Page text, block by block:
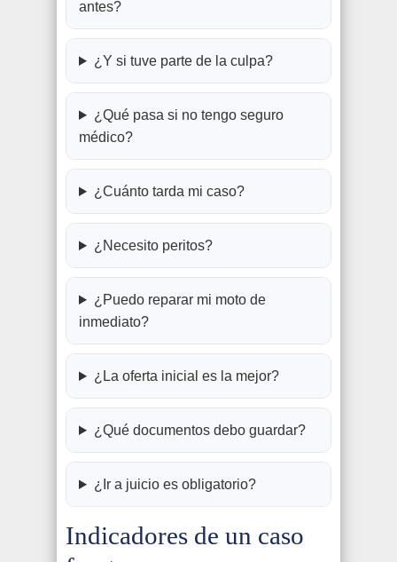
antes?
¿Y si tuve parte de la culpa?
¿Qué pasa si no tengo seguro
médico?
¿Cuánto tarda mi caso?
¿Necesito peritos?
¿Puedo reparar mi moto de
inmediato?
¿La oferta inicial es la mejor?
¿Qué documentos debo guardar?
¿Ir a juicio es obligatorio?
Indicadores de un caso